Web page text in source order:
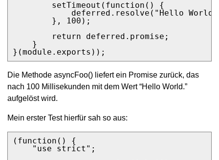
        setTimeout(function() {
deferred.resolve("Hello
        }, 100);
        return deferred.promise;
    }
}(module.exports));
Die Methode asyncFoo() liefert ein Promise zurück, das
nach 100 Millisekunden mit dem Wert “Hello World.”
aufgelöst wird.
Mein erster Test hierfür sah so aus:
(function() {
    "use strict";